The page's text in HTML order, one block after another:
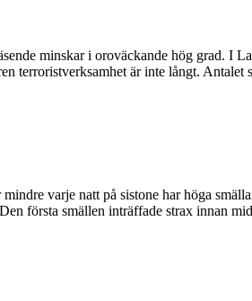
minskar i oroväckande hög grad. I
terroristverksamhet är inte långt.
varje natt på sistone har höga
första smällen inträffade strax innan